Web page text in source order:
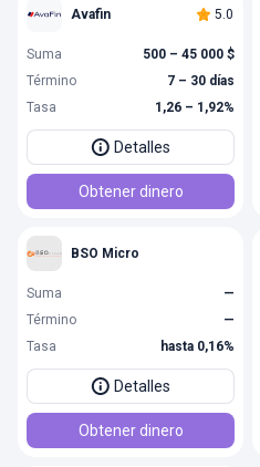
Avafin 5.0
Suma
500 – 45 000 $
Término
7 – 30 días
Tasa
1,26 – 1,92%
Detalles
Obtener dinero
BSO Micro
Suma
—
Término
—
Tasa
hasta 0,16%
Detalles
Obtener dinero